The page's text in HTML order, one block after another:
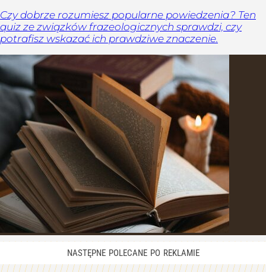
Czy dobrze rozumiesz popularne powiedzenia? Ten
quiz ze związków frazeologicznych sprawdzi, czy
potrafisz wskazać ich prawdziwe znaczenie.